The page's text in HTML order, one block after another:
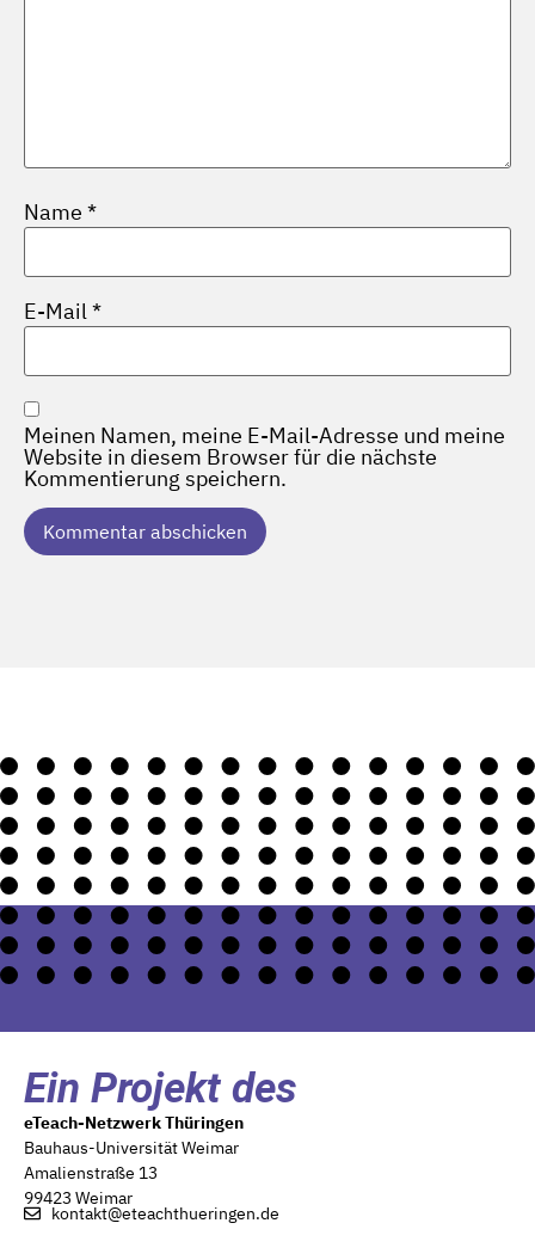
Name *
E-Mail*
Meinen Namen, meine E-Mail-Adresse und meine
Website in diesem Browser für die nächste
Kommentierung speichern.
Ein Projekt des
eTeach-Netzwerk Thüringen
Bauhaus-Universität Weimar
Amalienstraße 13
99423 Weimar
kontakt@eteachthueringen.de